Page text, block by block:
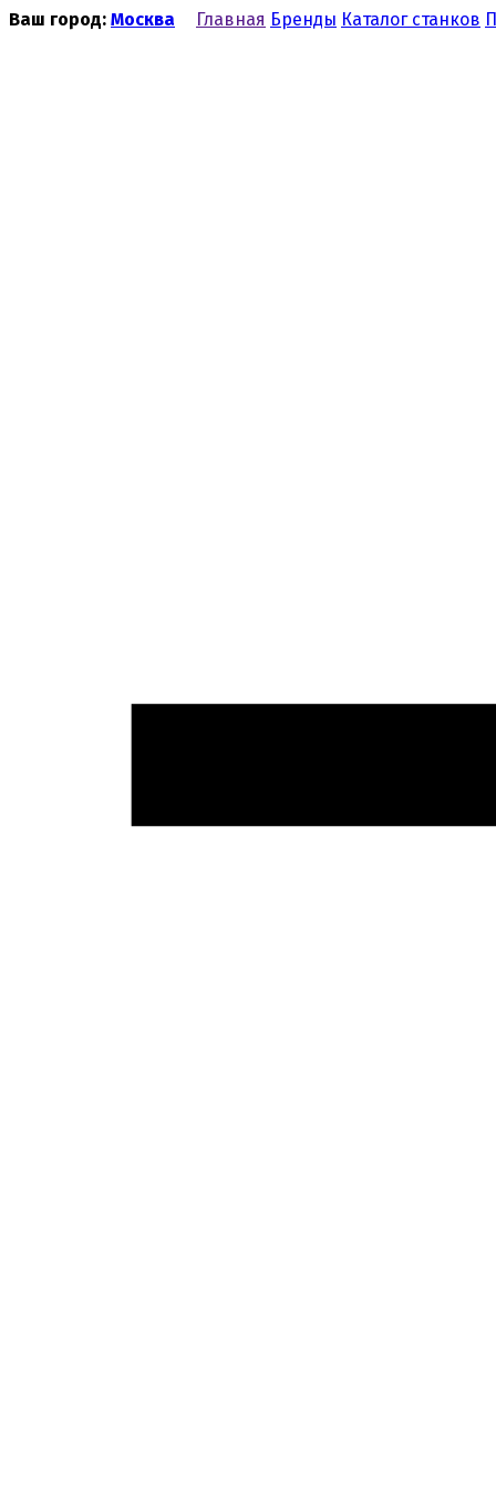
Ваш город: Москва Главная Бренды Каталог станков